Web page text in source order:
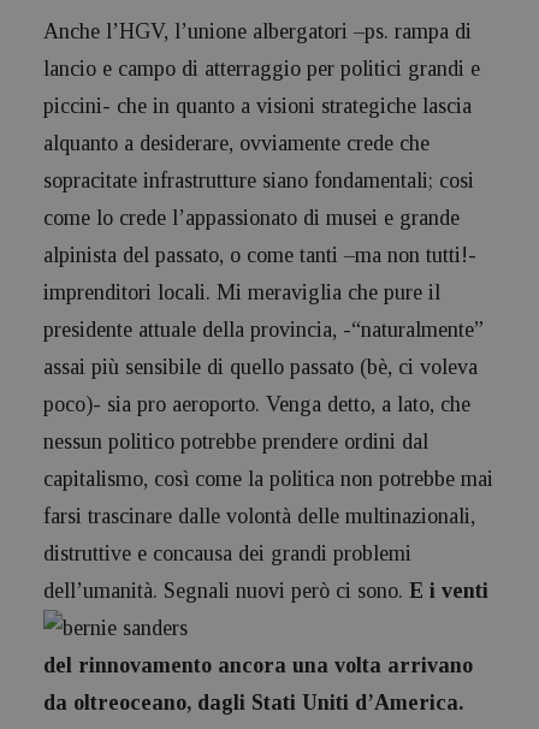
Anche l’HGV, l’unione albergatori –ps. rampa di
lancio e campo di atterraggio per politici grandi e
piccini- che in quanto a visioni strategiche lascia
alquanto a desiderare, ovviamente crede che
sopracitate infrastrutture siano fondamentali; cosi
come lo crede l’appassionato di musei e grande
alpinista del passato, o come tanti –ma non tutti!-
imprenditori locali. Mi meraviglia che pure il
presidente attuale della provincia, -“naturalmente”
assai più sensibile di quello passato (bè, ci voleva
poco)- sia pro aeroporto. Venga detto, a lato, che
nessun politico potrebbe prendere ordini dal
capitalismo, così come la politica non potrebbe mai
farsi trascinare dalle volontà delle multinazionali,
distruttive e concausa dei grandi problemi
dell’umanità. Segnali nuovi però ci sono. E i venti
del rinnovamento ancora una volta arrivano
da oltreoceano, dagli Stati Uniti d’America.